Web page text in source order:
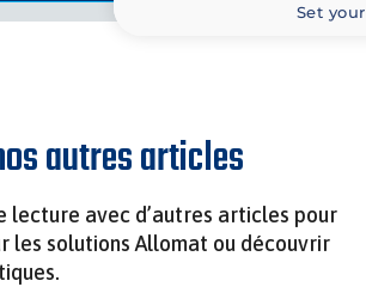
autres articles
lecture avec d’autres articles pour
les solutions Allomat ou découvrir
Set